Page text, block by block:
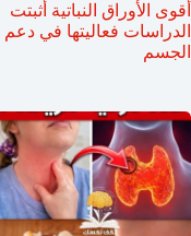
أقوى الأوراق النباتية أثبتت
الدراسات فعاليتها في دعم
الجسم